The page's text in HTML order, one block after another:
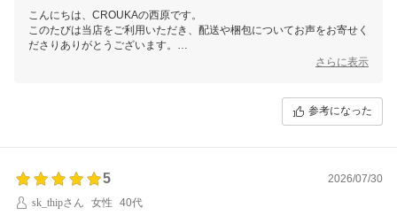
こんにちは、CROUKAの西原です。
このたびは当店をご利用いただき、配送や梱包についてお声をお寄せく
ださりありがとうございます。
スムーズにお届けでき、簡素な梱包にもご満足いただけたとのことでう
さらに表示
参考になった
5
2026/07/30
sk_thipさん
女性 40代